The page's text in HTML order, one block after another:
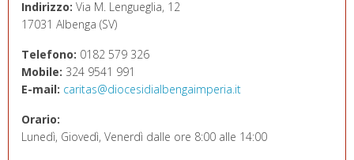
Indirizzo: Via M. Lengueglia, 12
17031 Albenga (SV)
Telefono: 0182 579 326
Mobile: 324 9541 991
E-mail: caritas@diocesidialbengaimperia.it
Orario:
Lunedì, Giovedì, Venerdì dalle ore 8:00 alle 14:00